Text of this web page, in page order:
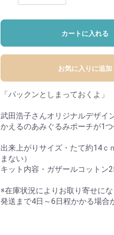
カートに入れる
お気に入りに追加
「パックンとしまっておくよ」
武田浩子さんオリジナルデザイ
かえるのあみぐるみポーチが1
出来上がりサイズ・たて約14ｃ
まない）
キット内容・ガザールコットン
※在庫状況によりお取り寄せにな
発送まで4日～6日程かかる場合